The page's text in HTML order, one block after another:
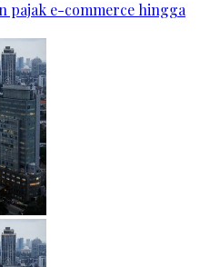
pajak e-commerce hingga